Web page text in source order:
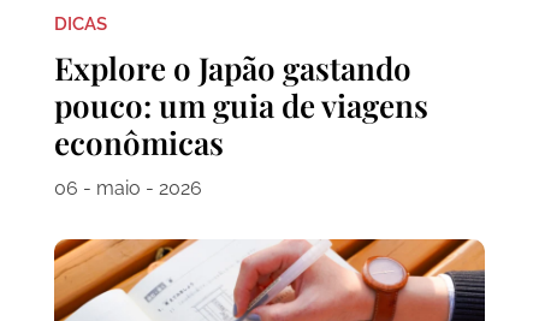
DICAS
Explore o Japão gastando
pouco: um guia de viagens
econômicas
06 - maio - 2026